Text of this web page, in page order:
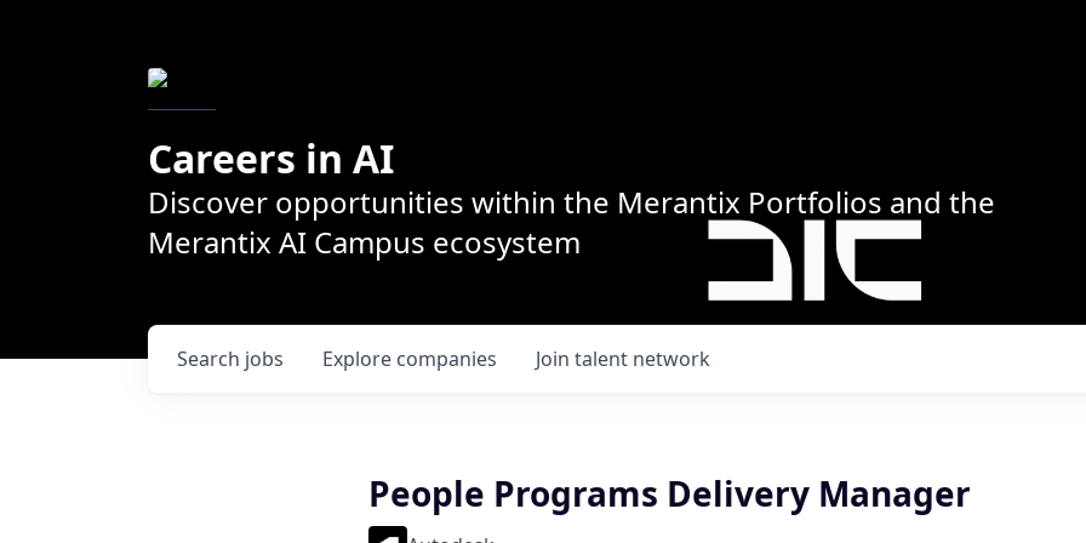
Careers in AI
Discover opportunities within the Merantix Portfolios and the
Merantix AI Campus ecosystem
Search jobs Explore companies Join talent network
People Programs Delivery Manager